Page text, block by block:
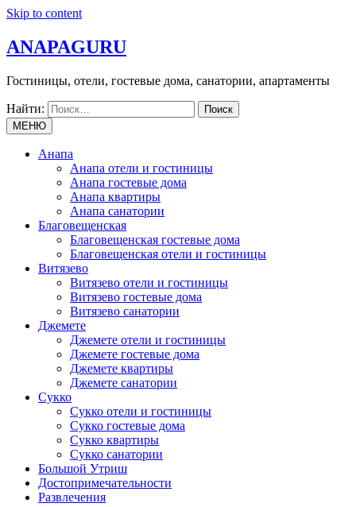
Skip to content
ANAPAGURU
Гостиницы, отели, гостевые дома, санатории, апартаменты
Найти:
МЕНЮ
Анапа
Анапа отели и гостиницы
Анапа гостевые дома
Анапа квартиры
Анапа санатории
Благовещенская
Благовещенская гостевые дома
Благовещенская отели и гостиницы
Витязево
Витязево отели и гостиницы
Витязево гостевые дома
Витязево санатории
Джемете
Джемете отели и гостиницы
Джемете гостевые дома
Джемете квартиры
Джемете санатории
Сукко
Сукко отели и гостиницы
Сукко гостевые дома
Сукко квартиры
Сукко санатории
Большой Утриш
Достопримечательности
Развлечения